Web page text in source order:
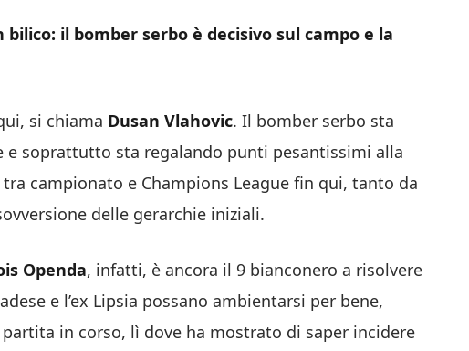
il bomber serbo è decisivo sul campo e la
si chiama Dusan Vlahovic. Il bomber serbo sta
soprattutto sta regalando punti pesantissimi alla
campionato e Champions League fin qui, tanto da
delle gerarchie iniziali.
Openda, infatti, è ancora il 9 bianconero a risolvere
e l’ex Lipsia possano ambientarsi per bene,
in corso, lì dove ha mostrato di saper incidere